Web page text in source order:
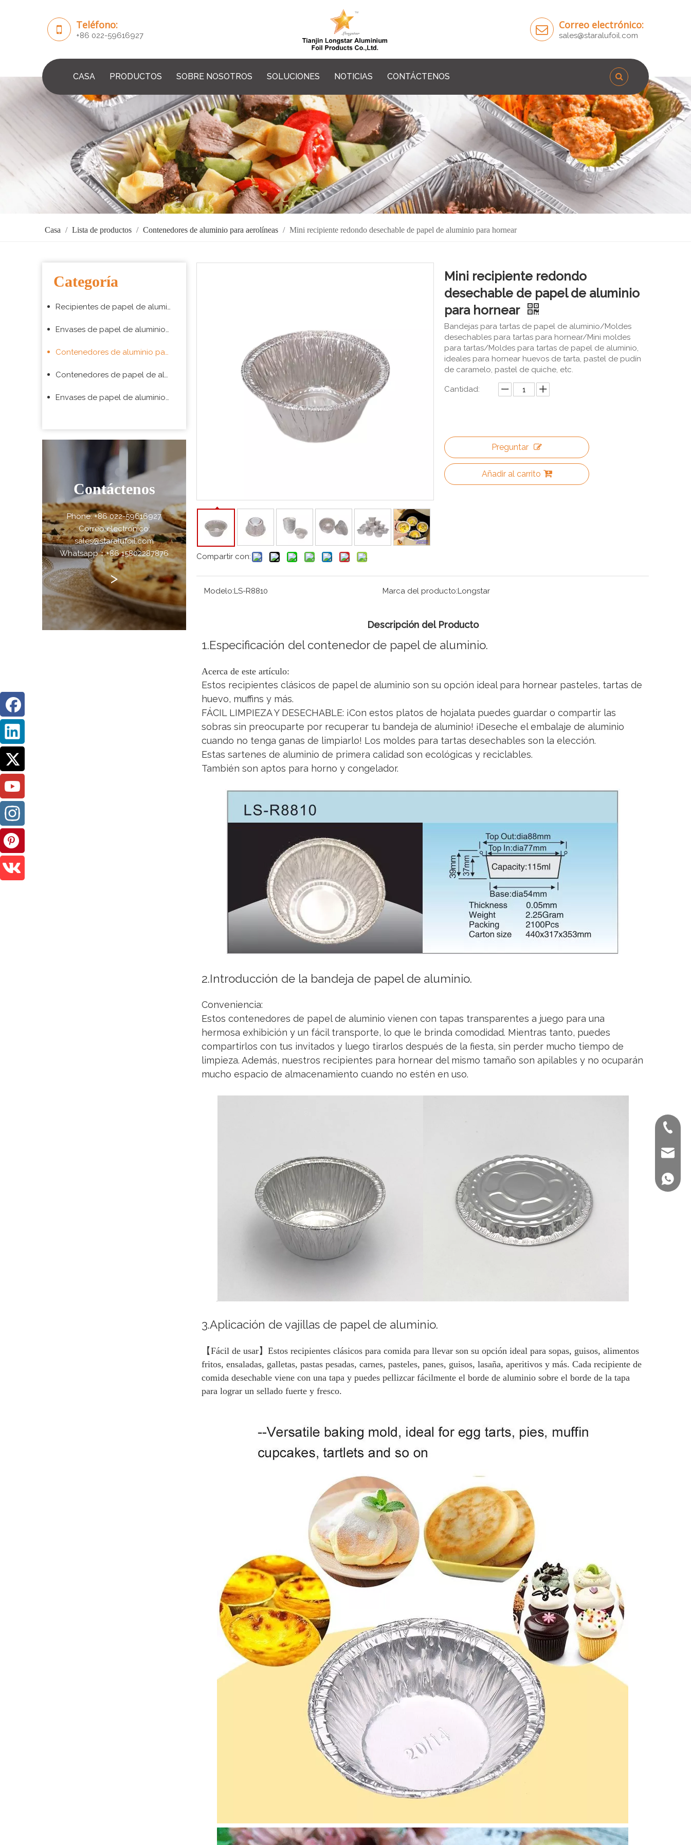
Teléfono:
+86 022-59616927
Correo electrónico:
sales@staralufoil.com
CASA PRODUCTOS SOBRE NOSOTROS SOLUCIONES NOTICIAS CONTÁCTENOS
Casa / Lista de productos / Contenedores de aluminio para aerolíneas / Mini recipiente redondo desechable de papel de aluminio para hornear
Categoría
Recipientes de papel de aluminio para hornear
Envases de papel de aluminio para envasado de alimentos para llevar
Contenedores de aluminio para aerolíneas
Contenedores de papel de aluminio para barbacoa
Envases de papel de aluminio para supermercado
Contáctenos
Phone: +86 022-59616927
Correo electrónico:
sales@staralufoil.com
Whatsapp：+86 15802287876
>
Compartir con:
Mini recipiente redondo
desechable de papel de aluminio
para hornear
Bandejas para tartas de papel de aluminio/Moldes
desechables para tartas para hornear/Mini moldes
para tartas/Moldes para tartas de papel de aluminio,
ideales para hornear huevos de tarta, pastel de pudín
de caramelo, pastel de quiche, etc.
Cantidad:
Preguntar
Añadir al carrito
Modelo:LS-R8810 Marca del producto:Longstar
Descripción del Producto
1.Especificación del contenedor de papel de aluminio.
Acerca de este artículo:
Estos recipientes clásicos de papel de aluminio son su opción ideal para hornear pasteles, tartas de
huevo, muffins y más.
FÁCIL LIMPIEZA Y DESECHABLE: ¡Con estos platos de hojalata puedes guardar o compartir las
sobras sin preocuparte por recuperar tu bandeja de aluminio! ¡Deseche el embalaje de aluminio
cuando no tenga ganas de limpiarlo! Los moldes para tartas desechables son la elección.
Estas sartenes de aluminio de primera calidad son ecológicas y reciclables.
También son aptos para horno y congelador.
2.Introducción de la bandeja de papel de aluminio.
Conveniencia:
Estos contenedores de papel de aluminio vienen con tapas transparentes a juego para una
hermosa exhibición y un fácil transporte, lo que le brinda comodidad. Mientras tanto, puedes
compartirlos con tus invitados y luego tirarlos después de la fiesta, sin perder mucho tiempo de
limpieza. Además, nuestros recipientes para hornear del mismo tamaño son apilables y no ocuparán
mucho espacio de almacenamiento cuando no estén en uso.
3.Aplicación de vajillas de papel de aluminio.
【Fácil de usar】Estos recipientes clásicos para comida para llevar son su opción ideal para sopas, guisos, alimentos
fritos, ensaladas, galletas, pastas pesadas, carnes, pasteles, panes, guisos, lasaña, aperitivos y más. Cada recipiente de
comida desechable viene con una tapa y puedes pellizcar fácilmente el borde de aluminio sobre el borde de la tapa
para lograr un sellado fuerte y fresco.
+ 86-
+86